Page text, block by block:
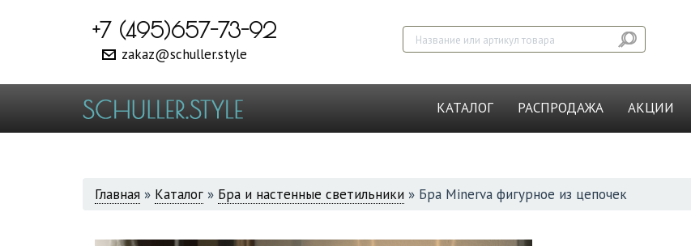
+7 (495)657-73-92
zakaz@schuller.style
КАТАЛОГ РАСПРОДАЖА АКЦИИ
ВЫ
Главная » Каталог » Бра и настенные светильники » Бра Minerva фигурное из цепочек